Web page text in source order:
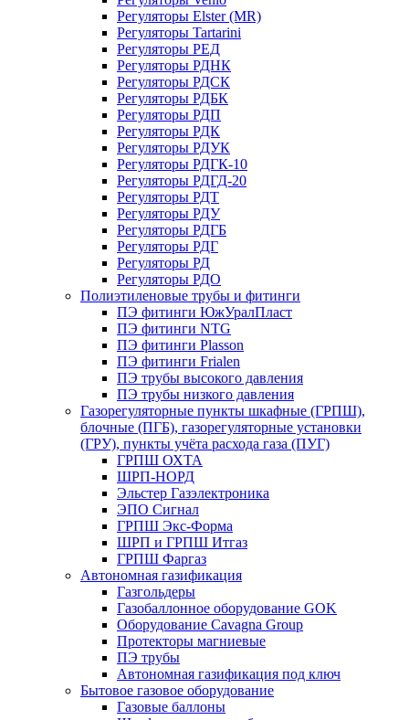
Регуляторы Elster (MR)
Регуляторы Tartarini
Регуляторы РЕД
Регуляторы РДНК
Регуляторы РДСК
Регуляторы РДБК
Регуляторы РДП
Регуляторы РДК
Регуляторы РДУК
Регуляторы РДГК-10
Регуляторы РДГД-20
Регуляторы РДТ
Регуляторы РДУ
Регуляторы РДГБ
Регуляторы РДГ
Регуляторы РД
Регуляторы РДО
Полиэтиленовые трубы и фитинги
ПЭ фитинги ЮжУралПласт
ПЭ фитинги NTG
ПЭ фитинги Plasson
ПЭ фитинги Frialen
ПЭ трубы высокого давления
ПЭ трубы низкого давления
Газорегуляторные пункты шкафные (ГРПШ),
блочные (ПГБ), газорегуляторные установки
(ГРУ), пункты учёта расхода газа (ПУГ)
ГРПШ ОХТА
ШРП-НОРД
Эльстер Газэлектроника
ЭПО Сигнал
ГРПШ Экс-Форма
ШРП и ГРПШ Итгаз
ГРПШ Фаргаз
Автономная газификация
Газгольдеры
Газобаллонное оборудование GOK
Оборудование Cavagna Group
Протекторы магниевые
ПЭ трубы
Автономная газификация под ключ
Бытовое газовое оборудование
Газовые баллоны